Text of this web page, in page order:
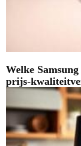
Welke
prijs-